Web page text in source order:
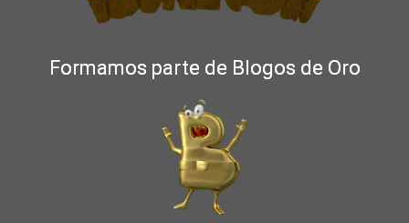
Formamos parte de Blogos de Oro